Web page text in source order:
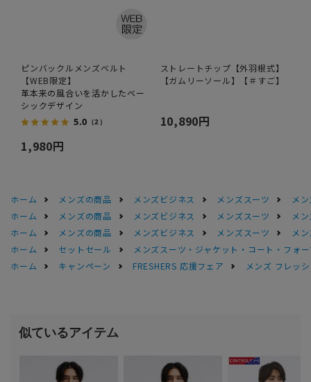
ピンバックルメンズベルト
【WEB限定】
革本来の風合いを活かしたベー
シックデザイン
5.0 （2）
1,980円
ストレートチップ【外羽根式】
【ガムリーソール】【＃すご】
10,890円
ホーム メンズの商品 メンズビジネス メンズスーツ
メ
ホーム
メンズの商品 メンズビジネス メンズスーツ
メ
ホーム
メンズの商品 メンズビジネス メンズスーツ
メ
ホーム
セットセール
メンズスーツ・ジャケット・コート・フォ
ホーム
キャンペーン FRESHERS 応援フェア メンズ フレッ